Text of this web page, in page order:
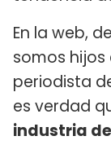
En la web,
somos
periodista
es verdad
industria